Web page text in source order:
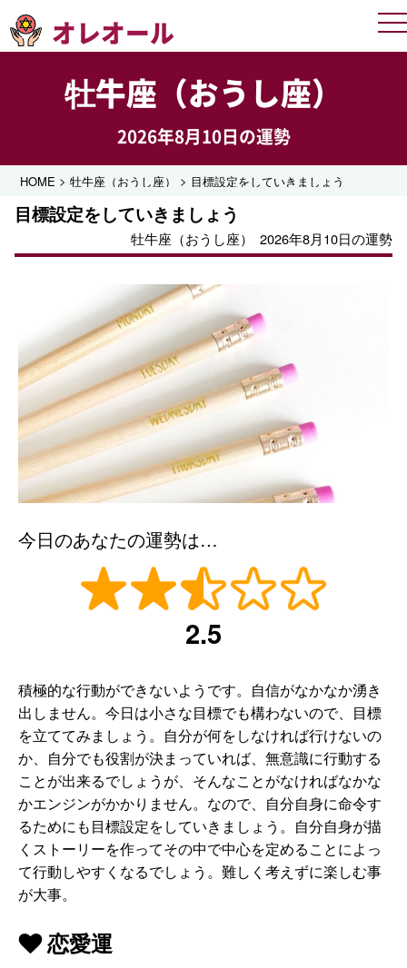
オレオール
牡牛座（おうし座）
2026年8月10日の運勢
HOME >牡牛座（おうし座） > 目標設定をしていきましょう
目標設定をしていきましょう
牡牛座（おうし座） 2026年8月10日の運勢
今日のあなたの運勢は…
2.5
積極的な行動ができないようです。自信がなかなか湧き
出しません。今日は小さな目標でも構わないので、目標
を立ててみましょう。自分が何をしなければ行けないの
か、自分でも役割が決まっていれば、無意識に行動する
ことが出来るでしょうが、そんなことがなければなかな
かエンジンがかかりません。なので、自分自身に命令す
るためにも目標設定をしていきましょう。自分自身が描
くストーリーを作ってその中で中心を定めることによっ
て行動しやすくなるでしょう。難しく考えずに楽しむ事
が大事。
恋愛運